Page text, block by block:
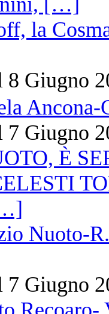
la
Giugno
Giugno
Nuoto-
Giugno